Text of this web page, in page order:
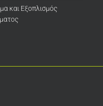
και Εξοπλισμός